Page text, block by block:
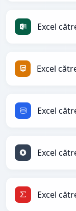
Excel
Excel
Excel